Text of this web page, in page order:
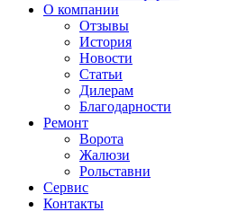
О компании
Отзывы
История
Новости
Статьи
Дилерам
Благодарности
Ремонт
Ворота
Жалюзи
Рольставни
Сервис
Контакты